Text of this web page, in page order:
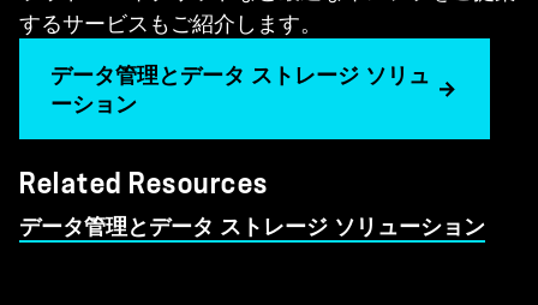
するサービスもご紹介します。
データ管理とデータ ストレージ ソリュ
ーション
Related Resources
データ管理とデータ ストレージ ソリューション